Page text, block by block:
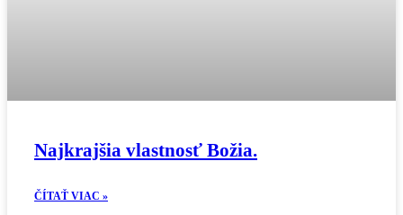
Najkrajšia vlastnosť Božia.
ČÍTAŤ VIAC »